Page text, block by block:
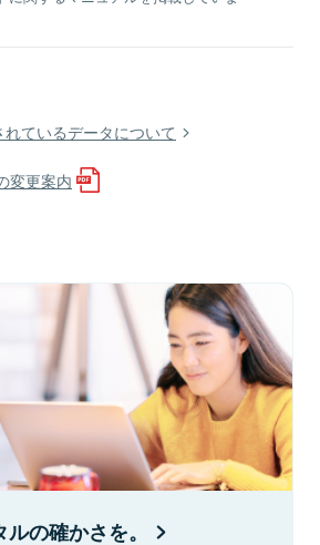
ているデータについて
変更案内
の確かさを。